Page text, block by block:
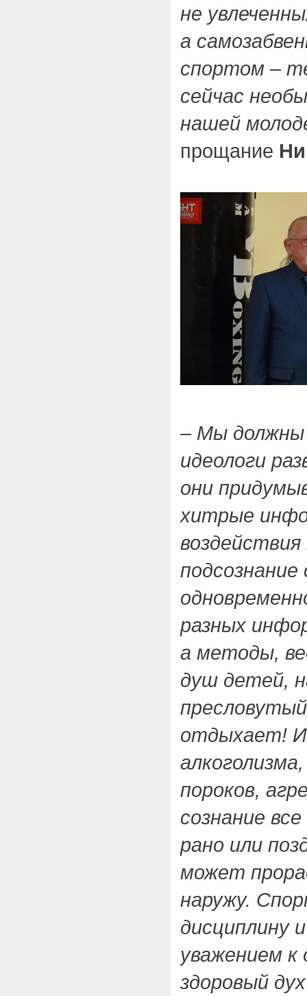
не
а
спортом –
сейчас
нашей
прощание
– Мы
идеологи
они
хитрые
подсознание
разных
а методы,
душ детей,
отдыхает!
пороков,
сознание
рано или
может
наружу.
дисциплину
уважением
здоровый